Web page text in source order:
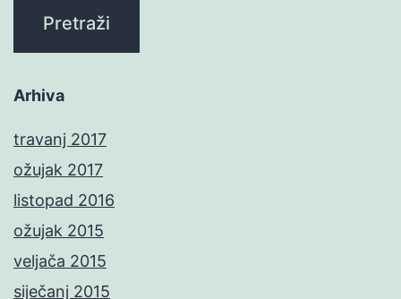
Arhiva
travanj 2017
ožujak 2017
listopad 2016
ožujak 2015
veljača 2015
siječanj 2015